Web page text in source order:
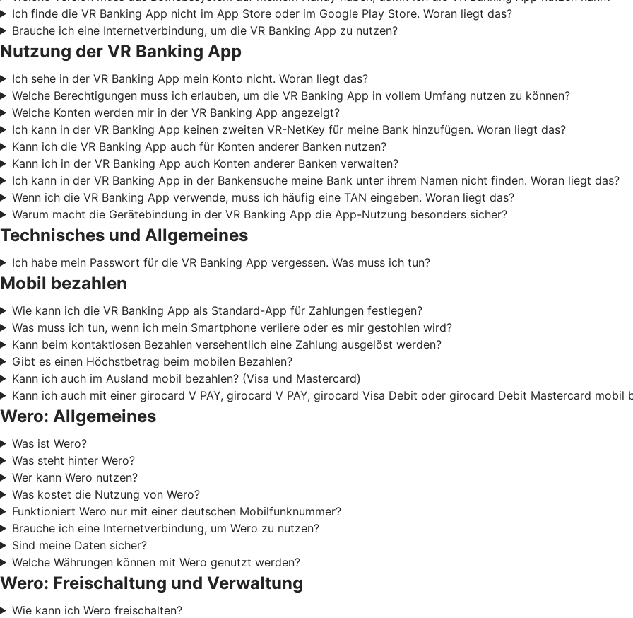
Ich finde die VR Banking App nicht im App Store oder im Google Play Store. Woran liegt das?
Brauche ich eine Internetverbindung, um die VR Banking App zu nutzen?
Nutzung der VR Banking App
Ich sehe in der VR Banking App mein Konto nicht. Woran liegt das?
Welche Berechtigungen muss ich erlauben, um die VR Banking App in vollem Umfang nutzen zu können?
Welche Konten werden mir in der VR Banking App angezeigt?
Ich kann in der VR Banking App keinen zweiten VR-NetKey für meine Bank hinzufügen. Woran liegt das?
Kann ich die VR Banking App auch für Konten anderer Banken nutzen?
Kann ich in der VR Banking App auch Konten anderer Banken verwalten?
Ich kann in der VR Banking App in der Bankensuche meine Bank unter ihrem Namen nicht finden. Woran liegt das?
Wenn ich die VR Banking App verwende, muss ich häufig eine TAN eingeben. Woran liegt das?
Warum macht die Gerätebindung in der VR Banking App die App-Nutzung besonders sicher?
Technisches und Allgemeines
Ich habe mein Passwort für die VR Banking App vergessen. Was muss ich tun?
Mobil bezahlen
Wie kann ich die VR Banking App als Standard-App für Zahlungen festlegen?
Was muss ich tun, wenn ich mein Smartphone verliere oder es mir gestohlen wird?
Kann beim kontaktlosen Bezahlen versehentlich eine Zahlung ausgelöst werden?
Gibt es einen Höchstbetrag beim mobilen Bezahlen?
Kann ich auch im Ausland mobil bezahlen? (Visa und Mastercard)
Kann ich auch mit einer girocard V PAY, girocard V PAY, girocard Visa Debit oder girocard Debit Mastercard mobil
Wero: Allgemeines
Was ist Wero?
Was steht hinter Wero?
Wer kann Wero nutzen?
Was kostet die Nutzung von Wero?
Funktioniert Wero nur mit einer deutschen Mobilfunknummer?
Brauche ich eine Internetverbindung, um Wero zu nutzen?
Sind meine Daten sicher?
Welche Währungen können mit Wero genutzt werden?
Wero: Freischaltung und Verwaltung
Wie kann ich Wero freischalten?